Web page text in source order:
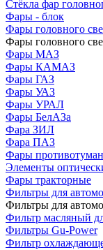
Стёкла фар
Фары - блок
Фары головного
Фары головного
Фары МАЗ
Фары КАМАЗ
Фары ГАЗ
Фары УАЗ
Фары УРАЛ
Фары БелАЗа
Фара ЗИЛ
Фара ПАЗ
Фары
Элементы
Фары тракторные
Фильтры для
Фильтры для
Фильтр масляный
Фильтры Gu-Power
Фильтр